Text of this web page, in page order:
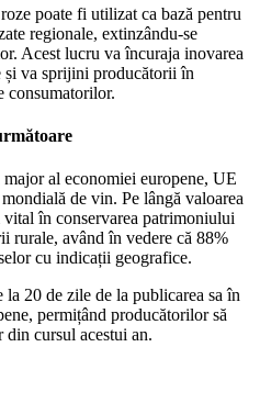
poate fi utilizat ca bază pentru
regionale, extinzându-se
Acest lucru va încuraja inovarea
și va sprijini producătorii în
consumatorilor.
al economiei europene, UE
de vin. Pe lângă valoarea
în conservarea patrimoniului
rurale, având în vedere că 88%
cu indicații geografice.
20 de zile de la publicarea sa în
permițând producătorilor să
din cursul acestui an.